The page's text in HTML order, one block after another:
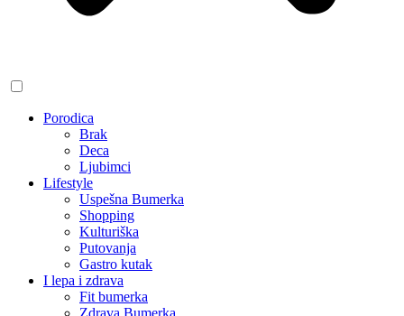
Porodica
Brak
Deca
Ljubimci
Lifestyle
Uspešna Bumerka
Shopping
Kulturiška
Putovanja
Gastro kutak
I lepa i zdrava
Fit bumerka